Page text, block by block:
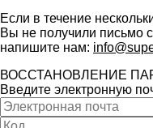
Если в течение
Вы не получили письмо
напишите нам:
ВОССТАНОВЛЕНИЕ
Введите электронную